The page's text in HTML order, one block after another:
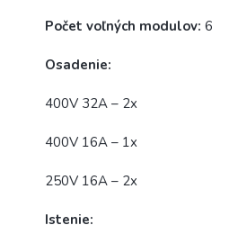
Počet voľných modulov: 6
Osadenie:
400V 32A – 2x
400V 16A – 1x
250V 16A – 2x
Istenie: